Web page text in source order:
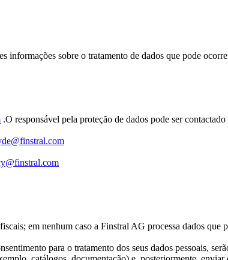
sobre o tratamento de dados que pode
.O responsável pela proteção de dados pode ser
em nenhum caso a Finstral AG processa dados
para o tratamento dos seus dados pessoais,